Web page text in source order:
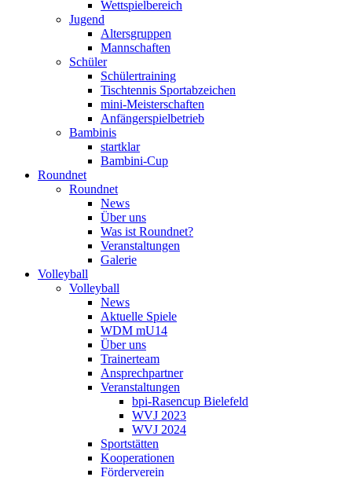
Wettspielbereich
Jugend
Altersgruppen
Mannschaften
Schüler
Schülertraining
Tischtennis Sportabzeichen
mini-Meisterschaften
Anfängerspielbetrieb
Bambinis
startklar
Bambini-Cup
Roundnet
Roundnet
News
Über uns
Was ist Roundnet?
Veranstaltungen
Galerie
Volleyball
Volleyball
News
Aktuelle Spiele
WDM mU14
Über uns
Trainerteam
Ansprechpartner
Veranstaltungen
bpi-Rasencup Bielefeld
WVJ 2023
WVJ 2024
Sportstätten
Kooperationen
Förderverein